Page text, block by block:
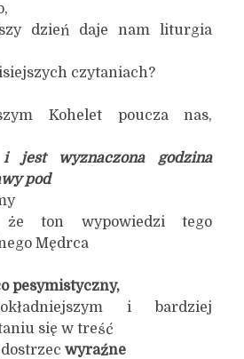
dzień daje nam liturgia
czytaniach?
Kohelet poucza nas,
wyznaczona godzina
pod
że ton wypowiedzi tego
Mędrca
pesymistyczny,
i bardziej
się w treść
wyraźne